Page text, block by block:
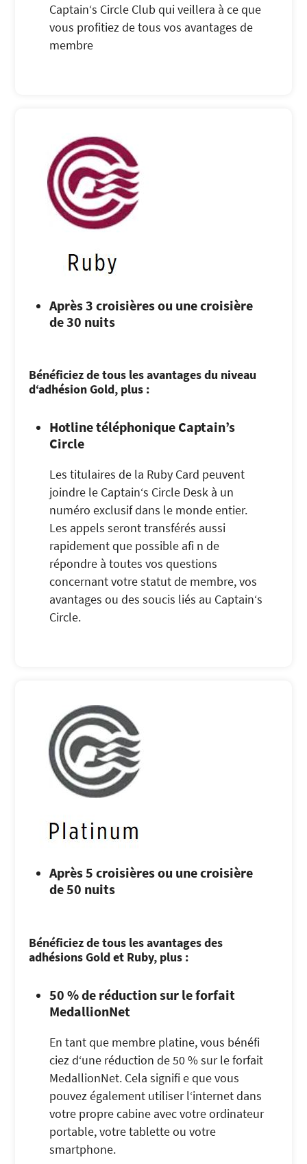
Captain‘s Circle Club qui veillera à ce que
vous profitiez de tous vos avantages de
membre
Après 3 croisières ou une croisière
de 30 nuits
Bénéficiez de tous les avantages du niveau
d‘adhésion Gold, plus :
Hotline téléphonique Captain’s
Circle
Les titulaires de la Ruby Card peuvent
joindre le Captain‘s Circle Desk à un
numéro exclusif dans le monde entier.
Les appels seront transférés aussi
rapidement que possible afi n de
répondre à toutes vos questions
concernant votre statut de membre, vos
avantages ou des soucis liés au Captain‘s
Circle.
Après 5 croisières ou une croisière
de 50 nuits
Bénéficiez de tous les avantages des
adhésions Gold et Ruby, plus :
50 % de réduction sur le forfait
MedallionNet
En tant que membre platine, vous bénéfi
ciez d‘une réduction de 50 % sur le forfait
MedallionNet. Cela signifi e que vous
pouvez également utiliser l‘internet dans
votre propre cabine avec votre ordinateur
portable, votre tablette ou votre
smartphone.